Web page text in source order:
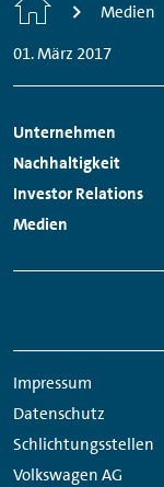
Medien
01. März 2017
Footer
Navigation
Unternehmen
Links:
Nachhaltigkeit
Links:
Investor Relations
Links:
Medien
Impressum
Datenschutz
Schlichtungsstellen
Volkswagen AG
Network
Links